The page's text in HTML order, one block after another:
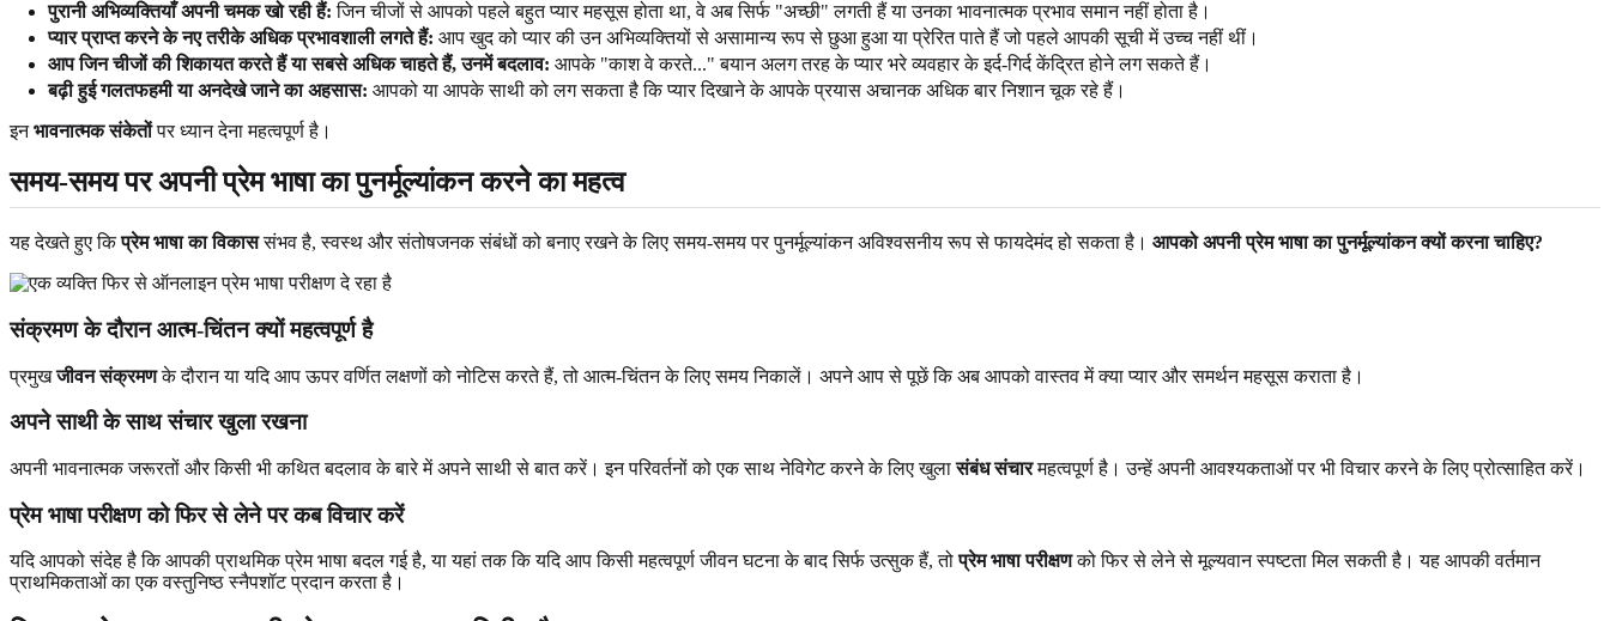
पुरानी अभिव्यक्तियाँ अपनी चमक खो रही हैं: जिन चीजों से आपको पहले बहुत प्यार महसूस होता था, वे अब सिर्फ "अच्छी" लगती हैं या उनका भावनात्मक प्रभाव समान नहीं होता है।
प्यार प्राप्त करने के नए तरीके अधिक प्रभावशाली लगते हैं: आप खुद को प्यार की उन अभिव्यक्तियों से असामान्य रूप से छुआ हुआ या प्रेरित पाते हैं जो पहले आपकी सूची में उच्च नहीं थीं।
आप जिन चीजों की शिकायत करते हैं या सबसे अधिक चाहते हैं, उनमें बदलाव: आपके "काश वे करते..." बयान अलग तरह के प्यार भरे व्यवहार के इर्द-गिर्द केंद्रित होने लग सकते हैं।
बढ़ी हुई गलतफहमी या अनदेखे जाने का अहसास: आपको या आपके साथी को लग सकता है कि प्यार दिखाने के आपके प्रयास अचानक अधिक बार निशान चूक रहे हैं।
इनभावनात्मक संकेतोंपर ध्यान देना महत्वपूर्ण है।
समय-समय पर अपनी प्रेम भाषा का पुनर्मूल्यांकन करने का महत्व
यह देखते हुए किप्रेम भाषा का विकाससंभव है, स्वस्थ और संतोषजनक संबंधों को बनाए रखने के लिए समय-समय पर पुनर्मूल्यांकन अविश्वसनीय रूप से फायदेमंद हो सकता है। आपको अपनी प्रेम भाषा का पुनर्मूल्यांकन क्यों करना चाहिए?
संक्रमण के दौरान आत्म-चिंतन क्यों महत्वपूर्ण है
प्रमुखजीवन संक्रमणके दौरान या यदि आप ऊपर वर्णित लक्षणों को नोटिस करते हैं, तो आत्म-चिंतन के लिए समय निकालें। अपने आप से पूछें कि अब आपको वास्तव में क्या प्यार और समर्थन महसूस कराता है।
अपने साथी के साथ संचार खुला रखना
अपनी भावनात्मक जरूरतों और किसी भी कथित बदलाव के बारे में अपने साथी से बात करें। इन परिवर्तनों को एक साथ नेविगेट करने के लिए खुलासंबंध संचारमहत्वपूर्ण है। उन्हें अपनी आवश्यकताओं पर भी विचार करने के लिए प्रोत्साहित करें।
प्रेम भाषा परीक्षण को फिर से लेने पर कब विचार करें
यदि आपको संदेह है कि आपकी प्राथमिक प्रेम भाषा बदल गई है, या यहां तक कि यदि आप किसी महत्वपूर्ण जीवन घटना के बाद सिर्फ उत्सुक हैं, तोप्रेम भाषा परीक्षणको फिर से लेने से मूल्यवान स्पष्टता मिल सकती है। यह आपकी वर्तमान
प्राथमिकताओं का एक वस्तुनिष्ठ स्नैपशॉट प्रदान करता है।